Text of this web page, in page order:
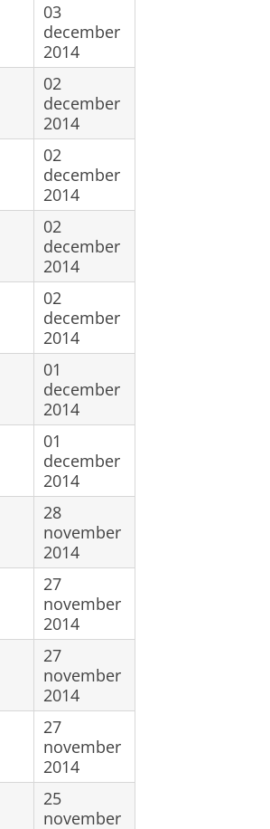
03
december
2014
02
december
2014
02
december
2014
02
december
2014
02
december
2014
01
december
2014
01
december
2014
28
november
2014
27
november
2014
27
november
2014
27
november
2014
25
november